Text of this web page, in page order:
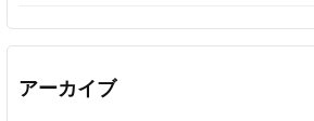
アーカイブ